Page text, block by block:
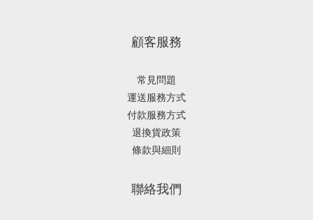
顧客服務
常見問題
運送服務方式
付款服務方式
退換貨政策
條款與細則
聯絡我們